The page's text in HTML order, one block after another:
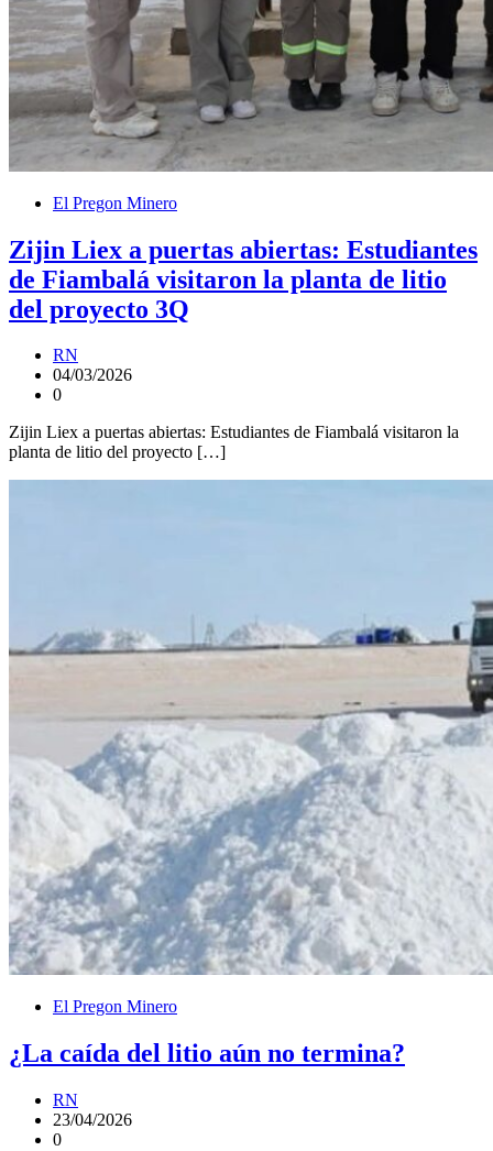
El Pregon Minero
Zijin Liex a puertas abiertas: Estudiantes
de Fiambalá visitaron la planta de litio
del proyecto 3Q
RN
04/03/2026
0
Zijin Liex a puertas abiertas: Estudiantes de Fiambalá visitaron la
planta de litio del proyecto […]
El Pregon Minero
¿La caída del litio aún no termina?
RN
23/04/2026
0